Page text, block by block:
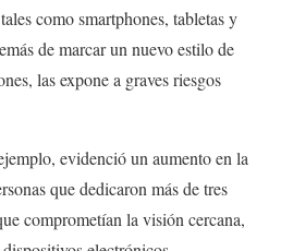
como smartphones, tabletas y
de marcar un nuevo estilo de
las expone a graves riesgos
evidenció un aumento en la
que dedicaron más de tres
comprometían la visión cercana,